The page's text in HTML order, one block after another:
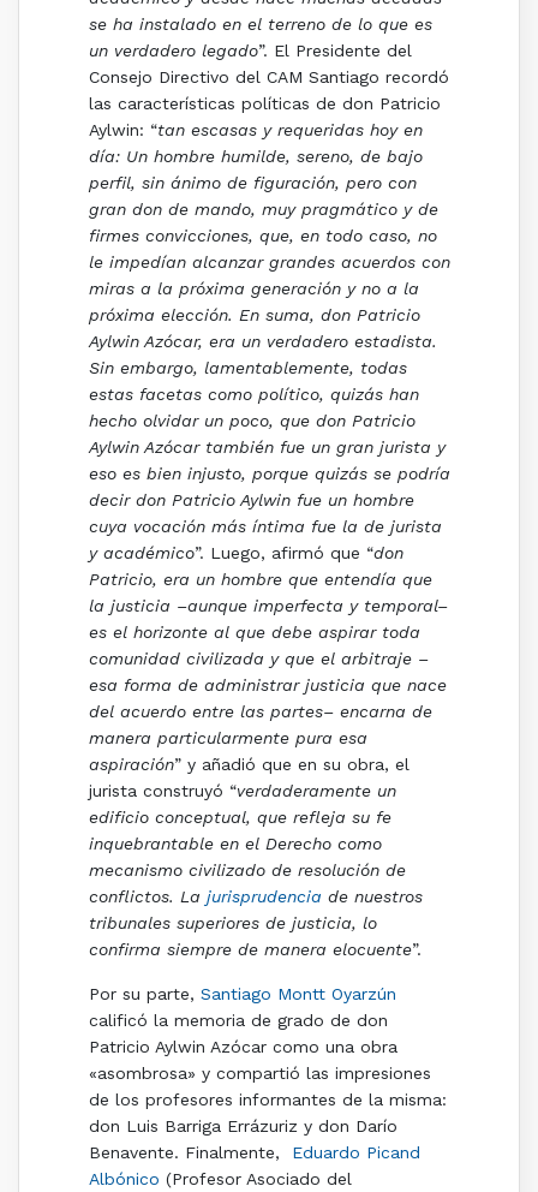
se ha instalado en el terreno de lo que es
un verdadero legado”. El Presidente del
Consejo Directivo del CAM Santiago recordó
las características políticas de don Patricio
Aylwin: “tan escasas y requeridas hoy en
día: Un hombre humilde, sereno, de bajo
perfil, sin ánimo de figuración, pero con
gran don de mando, muy pragmático y de
firmes convicciones, que, en todo caso, no
le impedían alcanzar grandes acuerdos con
miras a la próxima generación y no a la
próxima elección. En suma, don Patricio
Aylwin Azócar, era un verdadero estadista.
Sin embargo, lamentablemente, todas
estas facetas como político, quizás han
hecho olvidar un poco, que don Patricio
Aylwin Azócar también fue un gran jurista y
eso es bien injusto, porque quizás se podría
decir don Patricio Aylwin fue un hombre
cuya vocación más íntima fue la de jurista
y académico”. Luego, afirmó que “don
Patricio, era un hombre que entendía que
la justicia –aunque imperfecta y temporal–
es el horizonte al que debe aspirar toda
comunidad civilizada y que el arbitraje –
esa forma de administrar justicia que nace
del acuerdo entre las partes– encarna de
manera particularmente pura esa
aspiración” y añadió que en su obra, el
jurista construyó “verdaderamente un
edificio conceptual, que refleja su fe
inquebrantable en el Derecho como
mecanismo civilizado de resolución de
conflictos. La jurisprudencia de nuestros
tribunales superiores de justicia, lo
confirma siempre de manera elocuente”.
Por su parte, Santiago Montt Oyarzún
calificó la memoria de grado de don
Patricio Aylwin Azócar como una obra
«asombrosa» y compartió las impresiones
de los profesores informantes de la misma:
don Luis Barriga Errázuriz y don Darío
Benavente. Finalmente, Eduardo Picand
Albónico (Profesor Asociado del